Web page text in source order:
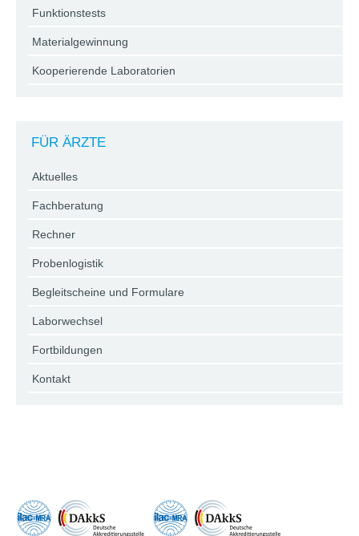
Funktionstests
Materialgewinnung
Kooperierende Laboratorien
FÜR ÄRZTE
Aktuelles
Fachberatung
Rechner
Probenlogistik
Begleitscheine und Formulare
Laborwechsel
Fortbildungen
Kontakt